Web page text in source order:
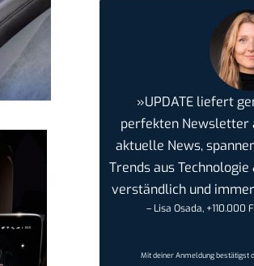
»UPDATE liefert
perfekten Newsletter
aktuelle News,
Trends aus
verständlich und
– Lisa Osada,
Mit deiner Anmeldung bestätigst